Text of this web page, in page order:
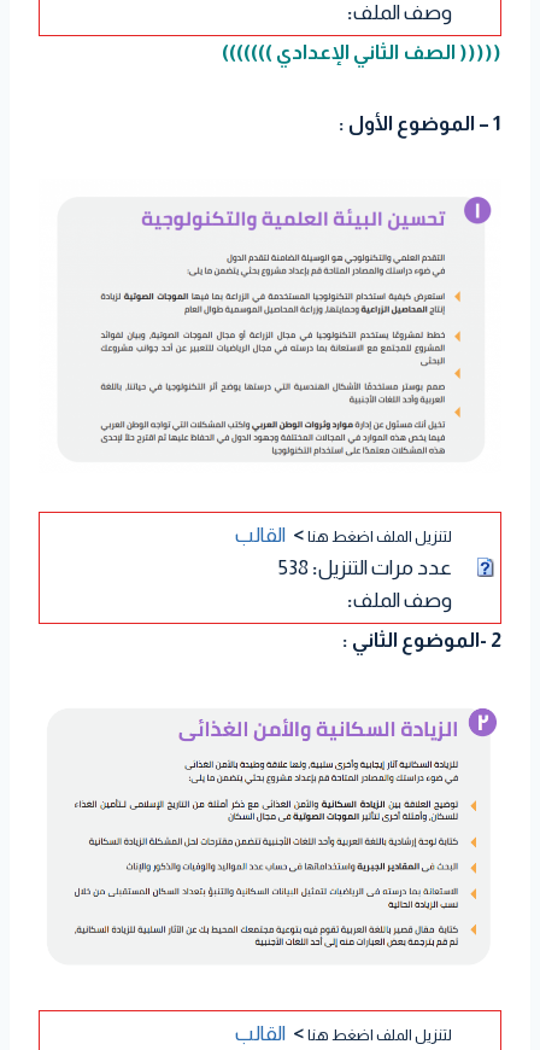
وصف الملف:
((((( الصف الثاني الإعدادي )))))))
1 – الموضوع الأول :
لتنزيل الملف اضغط هنا > القالب
عدد مرات التنزيل:
وصف الملف:
2 -الموضوع الثاني :
لتنزيل الملف اضغط هنا > القالب